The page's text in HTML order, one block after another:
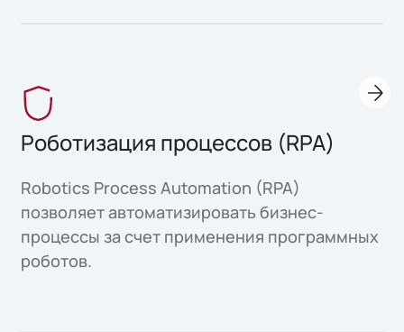
Роботизация процессов (RPA)
Robotics Process Automation (RPA)
позволяет автоматизировать бизнес-
процессы за счет применения программных
роботов.